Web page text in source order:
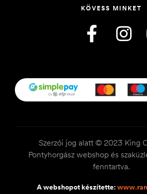
KÖVESS MINKET
Szerzői jog alatt © 2023 King
Pontyhorgász webshop és
fenntartva.
A webshopot készítette: